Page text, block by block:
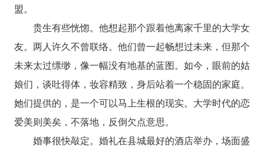
盟。
贵生有些恍惚。他想起那个跟着他离家千里的大学女
友。两人许久不曾联络。他们曾一起畅想过未来，但那个
未来太过缥缈，像一幅没有地基的蓝图。如今，眼前的姑
娘们，谈吐得体，妆容精致，身后站着一个稳固的家庭。
她们提供的，是一个可以马上生根的现实。大学时代的恋
爱美则美矣，不落地，反倒欠点意思。
婚事很快敲定。婚礼在县城最好的酒店举办，场面盛